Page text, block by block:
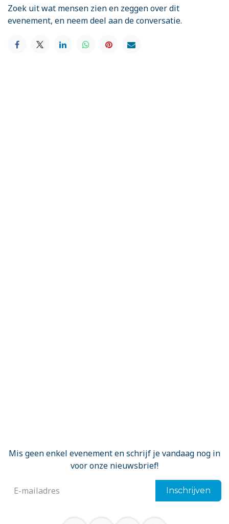
Zoek uit wat mensen zien en zeggen over dit
evenement, en neem deel aan de conversatie.
Mis geen enkel evenement en schrijf je vandaag nog in
voor onze nieuwsbrief!
Inschrijven